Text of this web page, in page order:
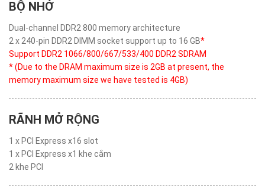
BỘ NHỚ
Dual-channel DDR2 800 memory architecture
2 x 240-pin DDR2 DIMM socket support up to 16 GB*
Support DDR2 1066/800/667/533/400 DDR2 SDRAM
* (Due to the DRAM maximum size is 2GB at present, the
memory maximum size we have tested is 4GB)
RÃNH MỞ RỘNG
1 x PCI Express x16 slot
1 x PCI Express x1 khe cắm
2 khe PCI